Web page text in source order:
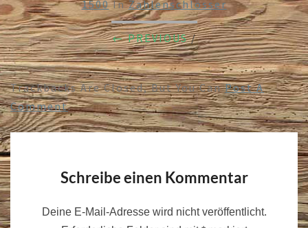
1500InZahlenschlösser
← PREVIOUS/
Trackbacks Are Closed, But You CanPost A
Comment.
Schreibe einen Kommentar
Deine E-Mail-Adresse wird nicht veröffentlicht.